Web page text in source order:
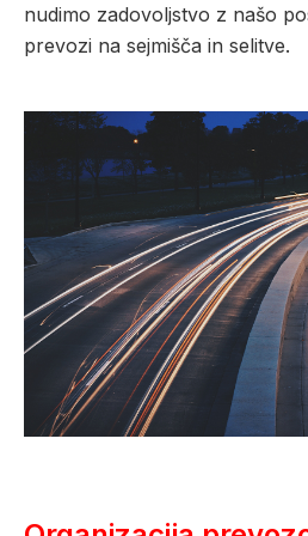
nudimo zadovoljstvo z našo
prevozi na sejmišča in selitve.